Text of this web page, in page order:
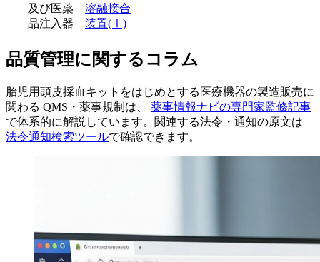
及び医薬
品注入器
溶融接合
装置(Ⅰ)
品質管理に関するコラム
胎児用頭皮採血キットをはじめとする医療機器の製造販売に
関わる QMS・薬事規制は、 薬事情報ナビの専門家監修記事
で体系的に解説しています。関連する法令・通知の原文は
法令通知検索ツールで確認できます。